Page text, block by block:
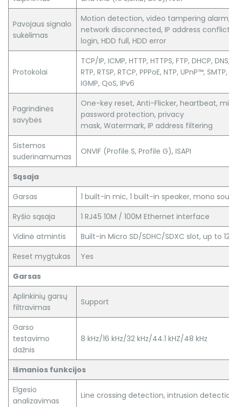
Pavojaus signalo
sukėlimas
Motion detection, video tampering
network disconnected, IP address
login, HDD full, HDD error
Protokolai
TCP/IP, ICMP, HTTP, HTTPS, FTP, DHCP,
RTP, RTSP, RTCP, PPPoE, NTP, UPnP™,
IGMP, QoS, IPv6
Pagrindinės
savybės
One-key reset, Anti-Flicker, heartbeat,
password protection, privacy
mask, Watermark, IP address filtering
Sistemos
suderinamumas
ONVIF (Profile S, Profile G), ISAPI
Sąsaja
Garsas
1 built-in mic, 1 built-in speaker, mono
Ryšio sąsaja
1 RJ45 10M / 100M Ethernet interface
Vidinė atmintis
Built-in Micro SD/SDHC/SDXC slot, up to
Reset mygtukas
Yes
Garsas
Aplinkinių garsų
filtravimas
Support
Garso
testavimo
dažnis
8 kHz/16 kHz/32 kHz/44.1 kHZ/48 kHz
Išmanios funkcijos
Elgesio
analizavimas
Line crossing detection, intrusion